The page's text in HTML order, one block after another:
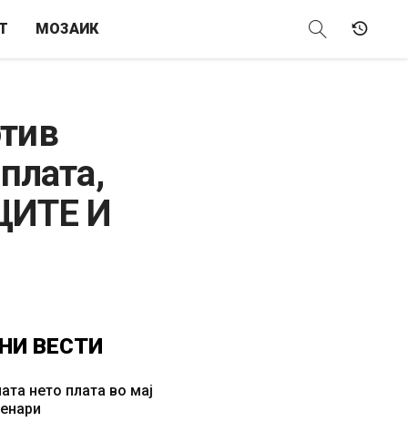
МОЗАИК
И
ВЕСТИ
нето плата во мај